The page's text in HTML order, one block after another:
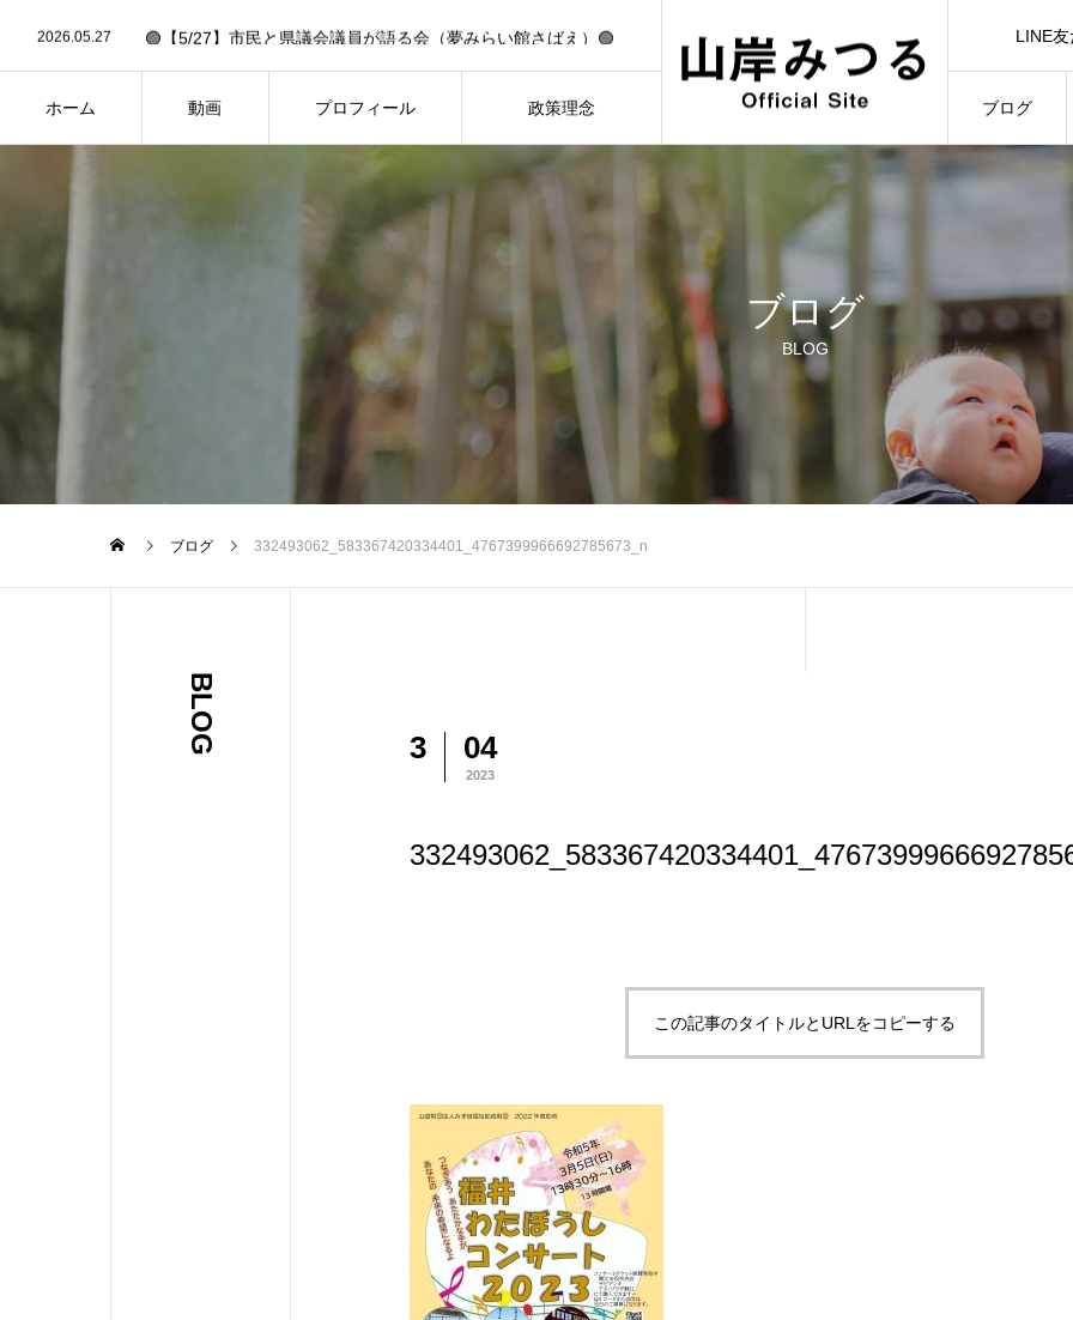
ホーム
動画
プロフィール
政策理念
ブログ
2026.05.27 🟢【5/27】市民と県議会議員が語る会（夢みらい館さばえ）🟢
2026.03.13 🟢26年2月県議会・予算決算特別委員会の予定（3/13）🟢
2026.06.30
LINE
ブログ
BLOG
ブログ 332493062_583367420334401_4767399966692785673_n
BLOG 3 04
2023
この記事のタイトルとURLをコピーする